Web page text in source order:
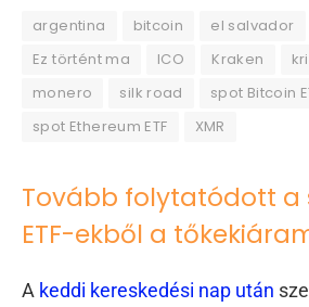
argentina bitcoin el salvador
Ez történt ma
ICO Kraken
monero
silk road
spot Bitcoin
spot Ethereum ETF
XMR
Tovább folytatódott a
ETF-ekből a
A keddi kereskedési nap után